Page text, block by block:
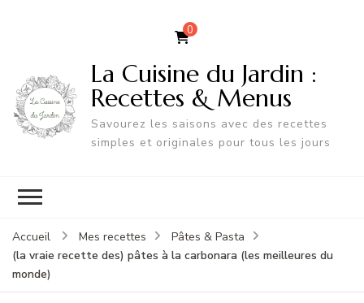
0
La Cuisine du Jardin :
Recettes & Menus
Savourez les saisons avec des recettes
simples et originales pour tous les jours
Accueil Mes recettes
Pâtes & Pasta
(la vraie recette des) pâtes à la carbonara (les meilleures du
monde)